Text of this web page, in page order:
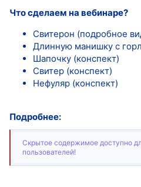
Что сделаем на вебинаре?
Свитерон (подробное
Длинную манишку с
Шапочку (конспект)
Свитер (конспект)
Нефуляр (конспект)
Подробнее:
Скрытое содержимое доступно
пользователей!